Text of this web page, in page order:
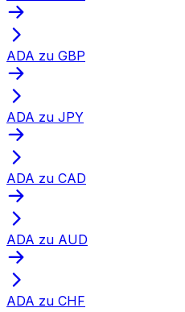
ADA zu GBP
ADA zu JPY
ADA zu CAD
ADA zu AUD
ADA zu CHF